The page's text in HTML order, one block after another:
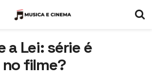
a Lei: série é
filme?